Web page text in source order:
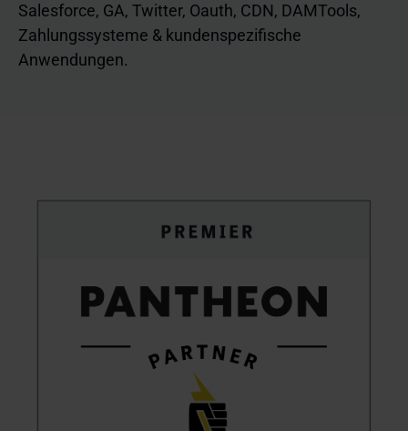
Salesforce, GA, Twitter, Oauth, CDN, DAMTools,
Zahlungssysteme & kundenspezifische
Anwendungen.